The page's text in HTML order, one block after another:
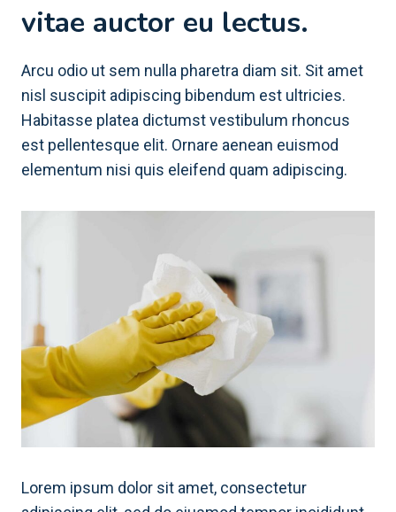
vitae auctor eu lectus.
Arcu odio ut sem nulla pharetra diam sit. Sit amet
nisl suscipit adipiscing bibendum est ultricies.
Habitasse platea dictumst vestibulum rhoncus
est pellentesque elit. Ornare aenean euismod
elementum nisi quis eleifend quam adipiscing.
Lorem ipsum dolor sit amet, consectetur